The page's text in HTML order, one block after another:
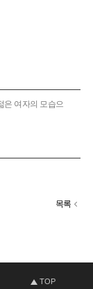
은 여자의 모습으
목록
TOP